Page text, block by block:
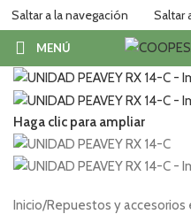
Saltar a la navegación Saltar
MENÚ
Haga clic para ampliar
Inicio/Repuestos y accesorios